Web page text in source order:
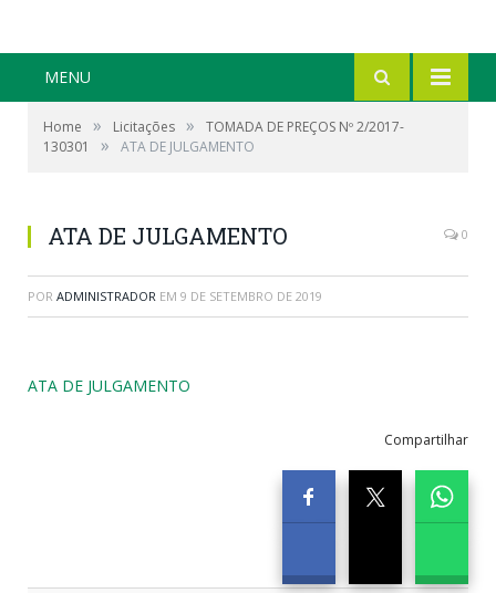
MENU
Home » Licitações »
TOMADA DE PREÇOS Nº 2/2017-
130301
» ATA DE JULGAMENTO
ATA DE JULGAMENTO 0
POR ADMINISTRADOR EM 9 DE SETEMBRO DE 2019
ATA DE JULGAMENTO
Compartilhar